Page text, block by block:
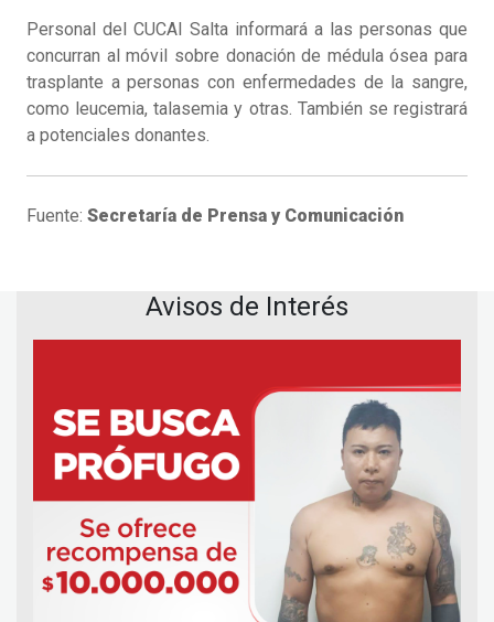
Personal del CUCAI Salta informará a las personas que
concurran al móvil sobre donación de médula ósea para
trasplante a personas con enfermedades de la sangre,
como leucemia, talasemia y otras. También se registrará
a potenciales donantes.
Fuente: Secretaría de Prensa y Comunicación
Avisos de Interés